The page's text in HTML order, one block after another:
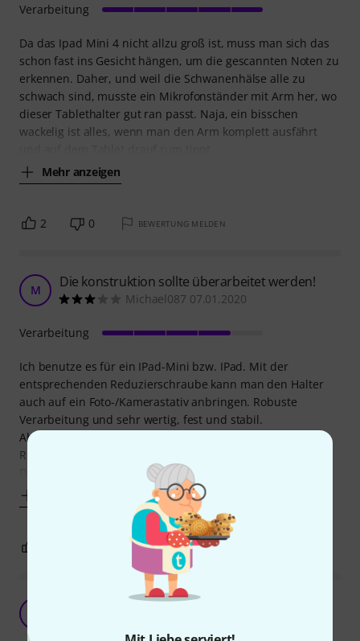
Da das Ipad Mini 4 nicht allzu groß ist, muss man sich das
schon fast ins Gesicht hängen, um die gescannten Noten zu
erkennen. Daher, und weil die Schwanenhälse alle zu
schwach sind, musste ein Mikrofonständer mit Arm her, wo
dieser Tablethalter gut ran passt. Naja, ein bisschen
wackelig ist alles, wenn man den Arm komplett ausfährt
Mehr anzeigen
Verarbeitung
2 0 BEWERTUNG MELDEN
M Die konstruktion sollte überarbeitet werden!
Michael087 07.01.2020
Ich benutze es für ein IPad-Mini bzw. IPad. Mit der
entsprechenden Reduzierschraube kann man den Halter
auch auf ein Foto-/Kamerastativ anbringen. Robuste
Verarbeitung und sehr wertig, fest und stabil.
Aber: Der Tablethalter lässt sich nur einmal in eine
Richtung um 90 Grad drehen und wieder zurück.
Die obere Kralle ist viel zu klein und hält das Tablet
Verarbeitung
BEWERTUNG MELDEN
Perfekt und extrem flexibel